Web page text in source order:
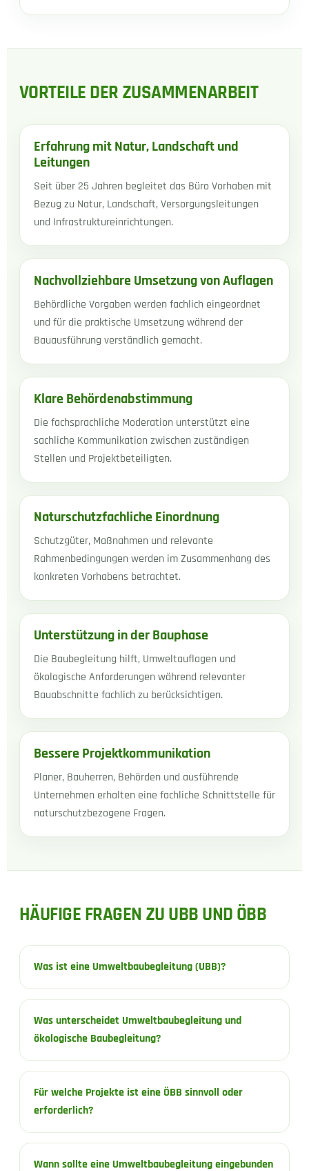
VORTEILE DER ZUSAMMENARBEIT
Erfahrung mit Natur, Landschaft und
Leitungen
Seit über 25 Jahren begleitet das Büro Vorhaben mit
Bezug zu Natur, Landschaft, Versorgungsleitungen
und Infrastruktureinrichtungen.
Nachvollziehbare Umsetzung von Auflagen
Behördliche Vorgaben werden fachlich eingeordnet
und für die praktische Umsetzung während der
Bauausführung verständlich gemacht.
Klare Behördenabstimmung
Die fachsprachliche Moderation unterstützt eine
sachliche Kommunikation zwischen zuständigen
Stellen und Projektbeteiligten.
Naturschutzfachliche Einordnung
Schutzgüter, Maßnahmen und relevante
Rahmenbedingungen werden im Zusammenhang des
konkreten Vorhabens betrachtet.
Unterstützung in der Bauphase
Die Baubegleitung hilft, Umweltauflagen und
ökologische Anforderungen während relevanter
Bauabschnitte fachlich zu berücksichtigen.
Bessere Projektkommunikation
Planer, Bauherren, Behörden und ausführende
Unternehmen erhalten eine fachliche Schnittstelle für
naturschutzbezogene Fragen.
HÄUFIGE FRAGEN ZU UBB UND ÖBB
Was ist eine Umweltbaubegleitung (UBB)?
Was unterscheidet Umweltbaubegleitung und
ökologische Baubegleitung?
Für welche Projekte ist eine ÖBB sinnvoll oder
erforderlich?
Wann sollte eine Umweltbaubegleitung eingebunden